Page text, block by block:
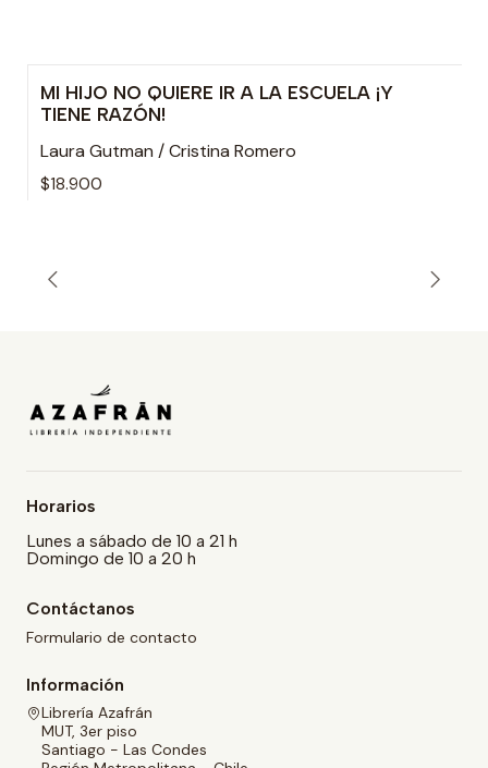
MI HIJO NO QUIERE IR A LA ESCUELA ¡Y
TIENE RAZÓN!
Laura Gutman / Cristina Romero
$18.900
Horarios
Lunes a sábado de 10 a 21 h
Domingo de 10 a 20 h
Contáctanos
Formulario de contacto
Información
Librería Azafrán
MUT, 3er piso
Santiago - Las Condes